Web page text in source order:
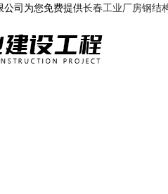
公司为您免费提供长春工业厂房钢结